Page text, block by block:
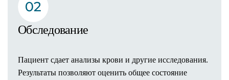
Брахиопластика (пластика плеч)
Интимная пластика
Лабиопластика
Обследование
Пациент сдает анализы крови и другие исследования.
Результаты позволяют оценить общее состояние